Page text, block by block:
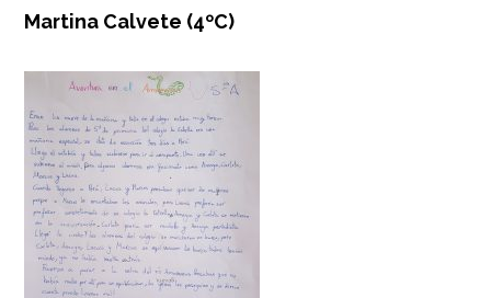
Martina Calvete (4ºC)